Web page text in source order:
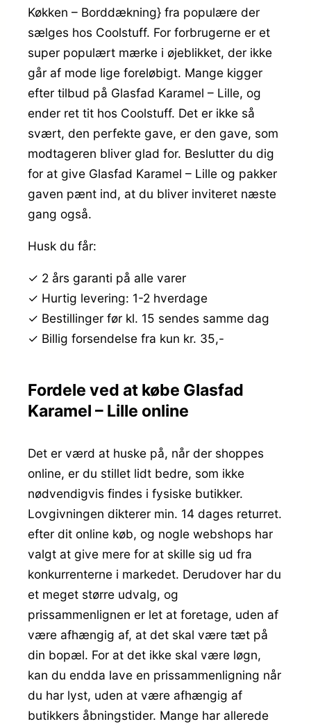
Køkken – Borddækning} fra populære der
sælges hos Coolstuff. For forbrugerne er et
super populært mærke i øjeblikket, der ikke
går af mode lige foreløbigt. Mange kigger
efter tilbud på Glasfad Karamel – Lille, og
ender ret tit hos Coolstuff. Det er ikke så
svært, den perfekte gave, er den gave, som
modtageren bliver glad for. Beslutter du dig
for at give Glasfad Karamel – Lille og pakker
gaven pænt ind, at du bliver inviteret næste
gang også.
Husk du får:
✓ 2 års garanti på alle varer
✓ Hurtig levering: 1-2 hverdage
✓ Bestillinger før kl. 15 sendes samme dag
✓ Billig forsendelse fra kun kr. 35,-
Fordele ved at købe Glasfad
Karamel – Lille online
Det er værd at huske på, når der shoppes
online, er du stillet lidt bedre, som ikke
nødvendigvis findes i fysiske butikker.
Lovgivningen dikterer min. 14 dages returret.
efter dit online køb, og nogle webshops har
valgt at give mere for at skille sig ud fra
konkurrenterne i markedet. Derudover har du
et meget større udvalg, og
prissammenlignen er let at foretage, uden af
være afhængig af, at det skal være tæt på
din bopæl. For at det ikke skal være løgn,
kan du endda lave en prissammenligning når
du har lyst, uden at være afhængig af
butikkers åbningstider. Mange har allerede